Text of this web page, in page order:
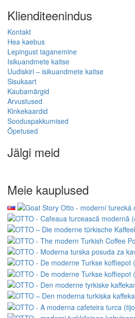
Klienditeenindus
Kontakt
Hea kaebus
Lepingust taganemine
Isikuandmete kaitse
Uudiskiri – isikuandmete kaitse
Sisukaart
Kaubamärgid
Arvustused
Kinkekaardid
Sooduspakkumised
Õpetused
Jälgi meid
Meie kauplused